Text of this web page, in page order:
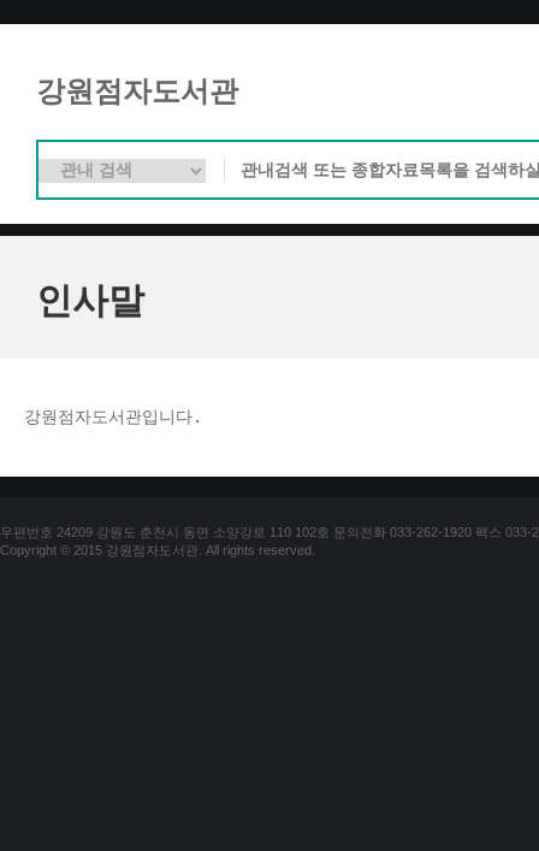
강원점자도서관
인사말
강원점자도서관입니다.
우편번호 24209 강원도 춘천시 동면 소양강로 110 102호 문의전화 033-262-1920 팩스 033-
Copyright © 2015 강원점자도서관. All rights reserved.